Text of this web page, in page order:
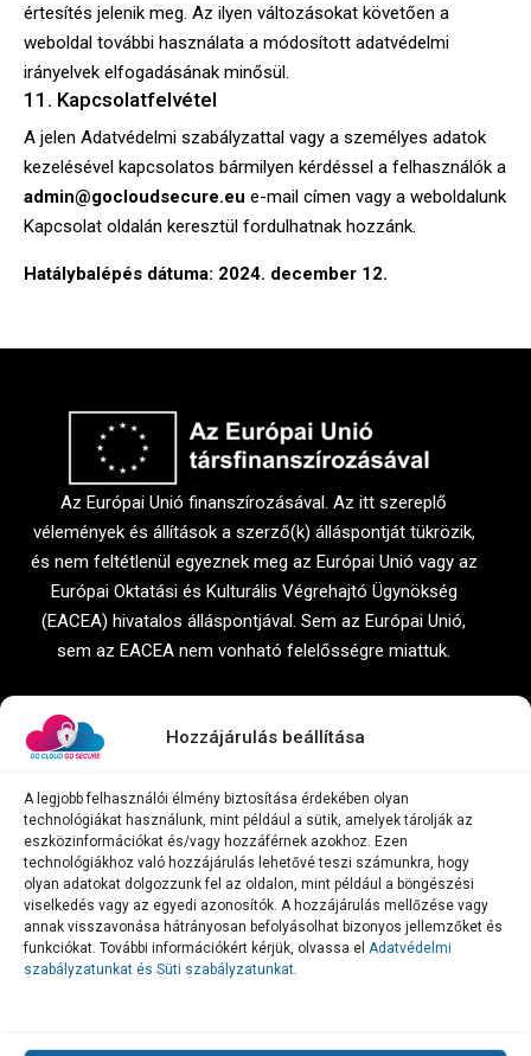
Hozzájárulás beállítása
A legjobb felhasználói élmény biztosítása érdekében olyan
technológiákat használunk, mint például a sütik, amelyek tárolják az
eszközinformációkat és/vagy hozzáférnek azokhoz. Ezen
technológiákhoz való hozzájárulás lehetővé teszi számunkra, hogy
olyan adatokat dolgozzunk fel az oldalon, mint például a böngészési
viselkedés vagy az egyedi azonosítók. A hozzájárulás mellőzése vagy
annak visszavonása hátrányosan befolyásolhat bizonyos jellemzőket és
funkciókat. További információkért kérjük, olvassa el Adatvédelmi
szabályzatunkat és Süti szabályzatunkat.
értesítés jelenik meg. Az ilyen változásokat követően a
weboldal további használata a módosított adatvédelmi
irányelvek elfogadásának minősül.
11. Kapcsolatfelvétel
A jelen Adatvédelmi szabályzattal vagy a személyes adatok
kezelésével kapcsolatos bármilyen kérdéssel a felhasználók a
admin@gocloudsecure.eu e-mail címen vagy a weboldalunk
Kapcsolat oldalán keresztül fordulhatnak hozzánk.
Hatálybalépés dátuma: 2024. december 12.
Az Európai Unió finanszírozásával. Az itt szereplő
vélemények és állítások a szerző(k) álláspontját tükrözik,
és nem feltétlenül egyeznek meg az Európai Unió vagy az
Európai Oktatási és Kulturális Végrehajtó Ügynökség
(EACEA) hivatalos álláspontjával. Sem az Európai Unió,
sem az EACEA nem vonható felelősségre miattuk.
Az Erasmus+ projekt részeként készített összes anyagot,
beleértve a Mátrixot, a Modellt és a Tananyagokat, a